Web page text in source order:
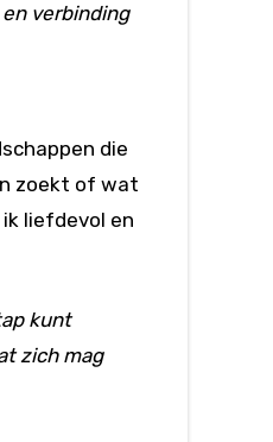
verbinding
die
zoekt of wat
liefdevol en
kunt
zich mag